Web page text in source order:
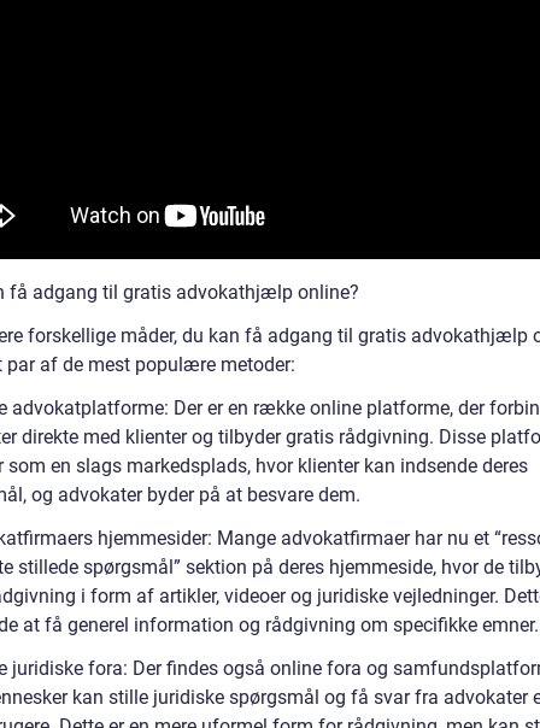
få adgang til gratis advokathjælp online?
forskellige måder, du kan få adgang til gratis advokathjælp
par af de mest populære metoder:
advokatplatforme: Der er en række online platforme, der
direkte med klienter og tilbyder gratis rådgivning. Disse
som en slags markedsplads, hvor klienter kan indsende deres
og advokater byder på at besvare dem.
hjemmesider: Mange advokatfirmaer har nu et
stillede spørgsmål” sektion på deres hjemmeside, hvor de
i form af artikler, videoer og juridiske vejledninger.
at få generel information og rådgivning om specifikke emner.
juridiske fora: Der findes også online fora og
kan stille juridiske spørgsmål og få svar fra advokater